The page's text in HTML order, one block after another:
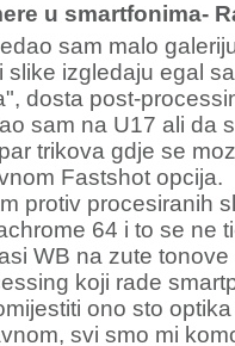
u smartfonima-
sam malo
slike izgledaju egal
dosta post-
sam na U17 ali da
trikova gdje se
Fastshot opcija.
protiv procesiranih
64 i to se ne
WB na zute
koji rade
ono sto
svi smo mi